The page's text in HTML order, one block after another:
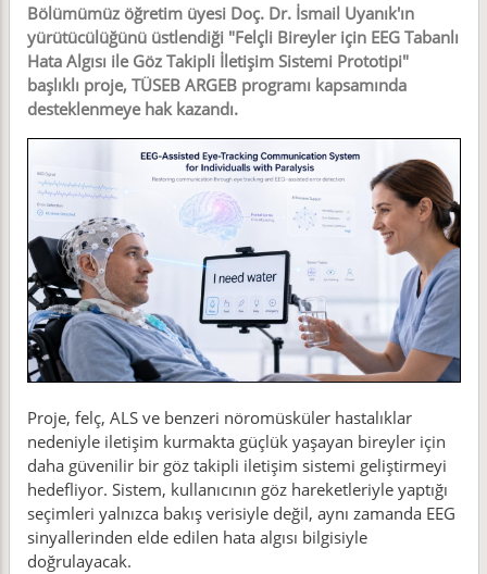
Bölümümüz öğretim üyesi Doç. Dr. İsmail Uyanık'ın
yürütücülüğünü üstlendiği "Felçli Bireyler için EEG Tabanlı
Hata Algısı ile Göz Takipli İletişim Sistemi Prototipi"
başlıklı proje, TÜSEB ARGEB programı kapsamında
desteklenmeye hak kazandı.
Proje, felç, ALS ve benzeri nöromüsküler hastalıklar
nedeniyle iletişim kurmakta güçlük yaşayan bireyler için
daha güvenilir bir göz takipli iletişim sistemi geliştirmeyi
hedefliyor. Sistem, kullanıcının göz hareketleriyle yaptığı
seçimleri yalnızca bakış verisiyle değil, aynı zamanda EEG
sinyallerinden elde edilen hata algısı bilgisiyle
doğrulayacak.